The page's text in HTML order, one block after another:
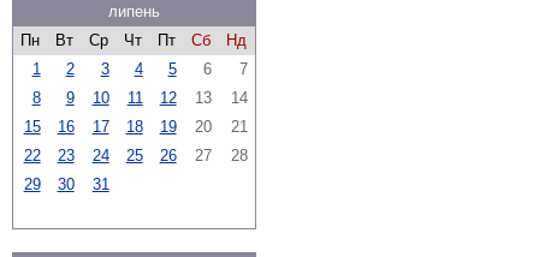
липень
Пн
Вт Ср Чт Пт Сб
Нд
1
2 3 4 5 6
7
8
9 10 11 12 13
14
15
16 17 18 19 20
21
22
23 24 25 26 27
28
29
30 31